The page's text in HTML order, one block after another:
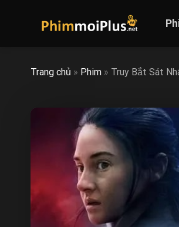
Trang chủ » Phim » Truy Bắt Sát